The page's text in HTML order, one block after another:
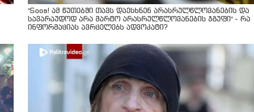
"Soos! ამ წუთებში თავს დაესხნენ არასრულწლოვანების და
სავარაუდოდ არა მარტო არასრულწლოვანების ჯგუფი" - რა
ინფორმაციას ავრცელებს ადვოკატი?